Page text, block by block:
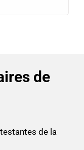
de
de la